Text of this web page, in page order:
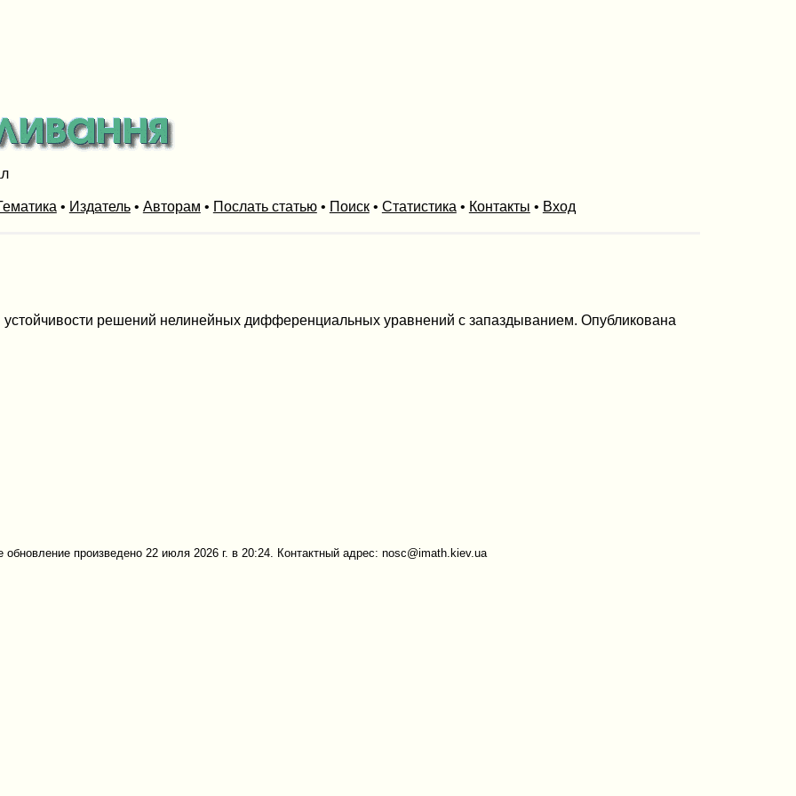
• Издатель• Авторам • Послать статью• Поиск• Статистика • Контакты • Вход
устойчивости решений нелинейных дифференциальных уравнений с запаздыванием. Опубликована
обновление произведено 22 июля 2026 г. в 20:24. Контактный адрес: nosc@imath.kiev.ua